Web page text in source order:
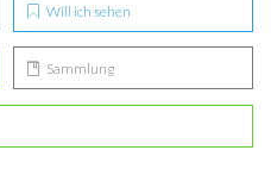
Will ich sehen
Sammlung